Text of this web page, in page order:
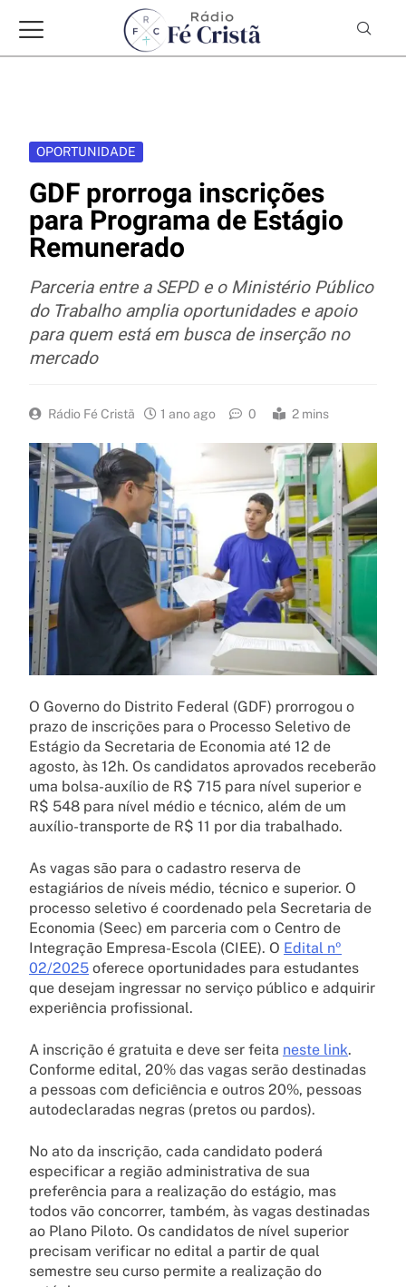
OPORTUNIDADE
GDF prorroga inscrições
para Programa de Estágio
Remunerado
Parceria entre a SEPD e o Ministério Público
do Trabalho amplia oportunidades e apoio
para quem está em busca de inserção no
mercado
Rádio Fé Cristã 1 ano ago 0 2 mins
O Governo do Distrito Federal (GDF) prorrogou o
prazo de inscrições para o Processo Seletivo de
Estágio da Secretaria de Economia até 12 de
agosto, às 12h. Os candidatos aprovados receberão
uma bolsa-auxílio de R$ 715 para nível superior e
R$ 548 para nível médio e técnico, além de um
auxílio-transporte de R$ 11 por dia trabalhado.
As vagas são para o cadastro reserva de
estagiários de níveis médio, técnico e superior. O
processo seletivo é coordenado pela Secretaria de
Economia (Seec) em parceria com o Centro de
Integração Empresa-Escola (CIEE). O Edital nº
02/2025 oferece oportunidades para estudantes
que desejam ingressar no serviço público e adquirir
experiência profissional.
A inscrição é gratuita e deve ser feita neste link.
Conforme edital, 20% das vagas serão destinadas
a pessoas com deficiência e outros 20%, pessoas
autodeclaradas negras (pretos ou pardos).
No ato da inscrição, cada candidato poderá
especificar a região administrativa de sua
preferência para a realização do estágio, mas
todos vão concorrer, também, às vagas destinadas
ao Plano Piloto. Os candidatos de nível superior
precisam verificar no edital a partir de qual
semestre seu curso permite a realização do